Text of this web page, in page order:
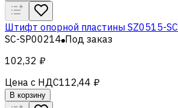
Штифт опорной пластины SZ0515-SC
SC-SP00214 Под заказ
102,32 ₽
Цена с НДС112,44 ₽
В корзину